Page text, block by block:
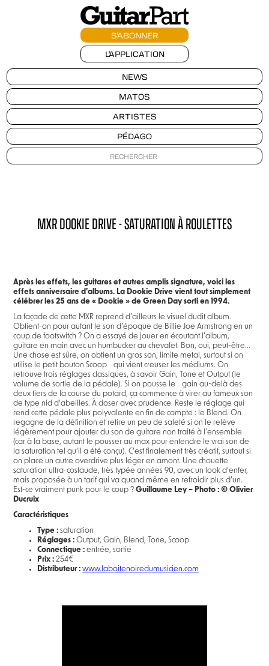
S'ABONNER
L'APPLICATION
NEWS
MATOS
ARTISTES
PÉDAGO
MXR DOOKIE DRIVE - SATURATION À ROULETTES
Après les effets, les guitares et autres amplis signature, voici les
effets anniversaire d’albums. La Dookie Drive vient tout simplement
célébrer les 25 ans de « Dookie » de Green Day sorti en 1994.
La façade de cette MXR reprend d’ailleurs le visuel dudit album.
Obtient-on pour autant le son d’époque de Billie Joe Armstrong en un
coup de footswitch ? On a essayé de jouer en écoutant l’album,
guitare en main avec un humbucker au chevalet. Bon, oui, peut-être...
Une chose est sûre, on obtient un gros son, limite metal, surtout si on
utilise le petit bouton Scoop qui vient creuser les médiums. On
retrouve trois réglages classiques, à savoir Gain, Tone et Output (le
volume de sortie de la pédale). Si on pousse le gain au-delà des
deux tiers de la course du potard, ça commence à virer au fameux son
de type nid d’abeilles. À doser avec prudence. Reste le réglage qui
rend cette pédale plus polyvalente en fin de compte : le Blend. On
regagne de la définition et retire un peu de saleté si on le relève
légèrement pour ajouter du son de guitare non traité à l’ensemble
(car à la base, autant le pousser au max pour entendre le vrai son de
la saturation tel qu’il a été conçu). C’est finalement très créatif, surtout si
on place un autre overdrive plus léger en amont. Une chouette
saturation ultra-costaude, très typée années 90, avec un look d’enfer,
mais proposée à un tarif qui va quand même en refroidir plus d’un.
Est-ce vraiment punk pour le coup ?Guillaume Ley – Photo : © Olivier
Ducruix
Caractéristiques
Type :saturation
Réglages :Output, Gain, Blend, Tone, Scoop
Connectique : entrée, sortie
Prix : 254€
Distributeur : www.laboitenoiredumusicien.com